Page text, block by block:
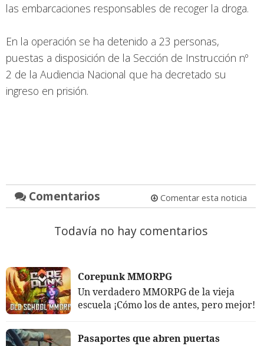
las embarcaciones responsables de recoger la droga.
En la operación se ha detenido a 23 personas,
puestas a disposición de la Sección de Instrucción nº
2 de la Audiencia Nacional que ha decretado su
ingreso en prisión.
Comentarios Comentar esta noticia
Todavía no hay comentarios
Corepunk MMORPG
Un verdadero MMORPG de la vieja
escuela ¡Cómo los de antes, pero mejor!
Pasaportes que abren puertas